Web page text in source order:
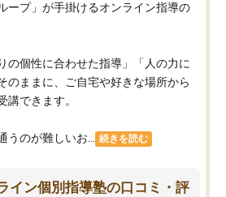
ープ」が手掛けるオンライン指導の
の個性に合わせた指導」「人の力に
のままに、ご自宅や好きな場所から
講できます。
のが難しいお... 続きを読む
イン個別指導塾の口コミ・評